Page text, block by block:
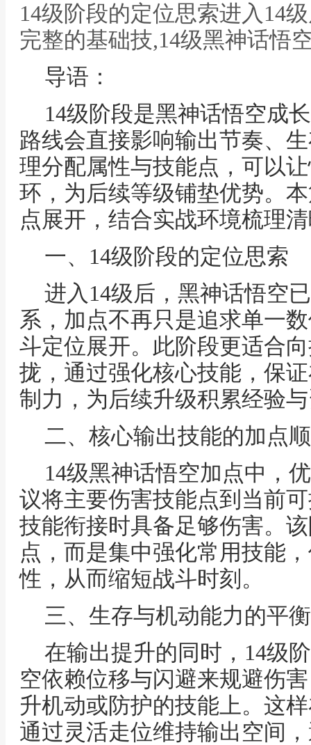
14级阶段的定位思索进入14
完整的基础技,14级黑神话悟
导语：
14级阶段是黑神话悟空成
路线会直接影响输出节奏、
理分配属性与技能点，可以
环，为后续等级铺垫优势。
点展开，结合实战环境梳理
一、14级阶段的定位思索
进入14级后，黑神话悟空
系，加点不再只是追求单一
斗定位展开。此阶段更适合
拢，通过强化核心技能，保
制力，为后续升级积累经验
二、核心输出技能的加点
14级黑神话悟空加点中，
议将主要伤害技能点到当前
技能衔接时具备足够伤害。
点，而是集中强化常用技能
性，从而缩短战斗时刻。
三、生存与机动能力的平衡
在输出提升的同时，14级
空依赖位移与闪避来规避伤
升机动或防护的技能上。这
通过灵活走位维持输出空间